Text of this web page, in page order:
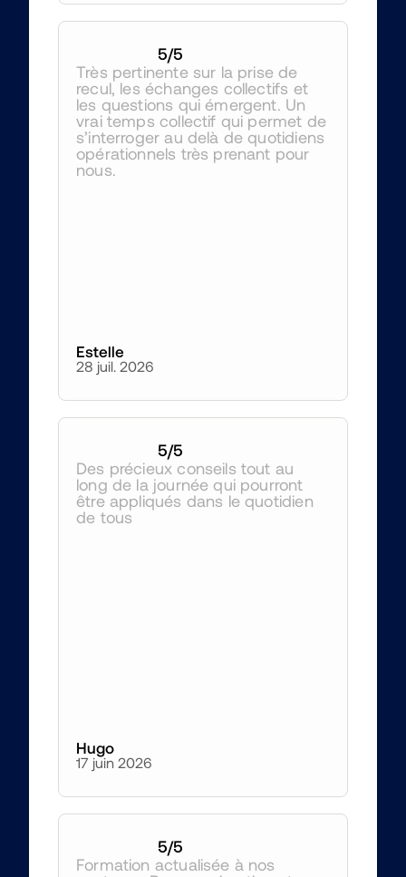
5/5
Très pertinente sur la prise de
recul, les échanges collectifs et
les questions qui émergent. Un
vrai temps collectif qui permet de
s’interroger au delà de quotidiens
opérationnels très prenant pour
nous.
Estelle
28 juil. 2026
5/5
Des précieux conseils tout au
long de la journée qui pourront
être appliqués dans le quotidien
de tous
Hugo
17 juin 2026
5/5
Formation actualisée à nos